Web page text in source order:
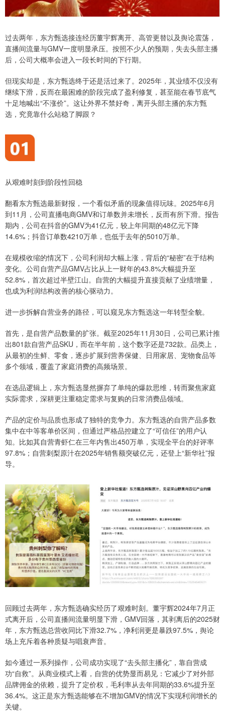
过去两年，东方甄选接连经历董宇辉离开、高管更替以及舆论震荡，
直播间流量与GMV一度明显承压。按照不少人的预期，失去头部主播
后，公司大概率会进入一段长时间的下行期。
但现实却是，东方甄选终于还是活过来了。2025年，其业绩不仅没有
继续下滑，反而在最困难的阶段完成了盈利修复，甚至能在春节底气
十足地喊出“不涨价”。这让外界不禁好奇，离开头部主播的东方甄
选，究竟靠什么站稳了脚跟？
从艰难时刻到阶段性回稳
翻看东方甄选最新财报，一个看似矛盾的现象值得玩味。2025年6月
到11月，公司直播电商GMV和订单数并未增长，反而有所下滑。报告
期内，公司在抖音的GMV为41亿元，较上年同期的48亿元下降
14.6%；抖音订单数4210万单，也低于去年的5010万单。
在规模收缩的情况下，公司利润却大幅上涨，背后的“秘密”在于结构
变化。公司自营产品GMV占比从上一财年的43.8%大幅提升至
52.8%，首次超过半壁江山。自营的大幅提升直接贡献了业绩增量，
也成为利润结构改善的核心驱动力。
进一步拆解自营业务的路径，可以窥见东方甄选这一年转型全貌。
首先，是自营产品数量的扩张。截至2025年11月30日，公司已累计推
出801款自营产品SKU，而在半年前，这个数字还是732款。品类上，
从最初的生鲜、零食，逐步扩展到营养保健、日用家居、宠物食品等
多个领域，覆盖了家庭消费的高频场景。
在选品逻辑上，东方甄选显然摒弃了单纯的爆款思维，转而聚焦家庭
实际需求，深耕更注重稳定需求与复购的日常消费品领域。
产品的定价与品质也形成了独特的竞争力。东方甄选的自营产品多数
集中在中等客单价区间，但通过严格品控建立了“可信任”的用户认
知。比如其自营青虾仁在三年内售出450万单，实现全平台的好评率
97.8%；自营刺梨原汁在2025年销售额突破亿元，还登上“新华社”报
导。
回顾过去两年，东方甄选确实经历了艰难时刻。董宇辉2024年7月正
式离开后，公司直播间流量明显下滑，GMV回落，其剥离后的2025财
年，东方甄选总营收同比下滑32.7%，净利润更是暴跌97.5%，舆论
场上充斥着各种质疑与唱衰声音。
如今通过一系列操作，公司成功实现了“去头部主播化”，靠自营成
功“自救”。从商业模式上看，自营的优势显而易见：它减少了对外部
品牌佣金的依赖，提升了定价权，毛利率从去年同期的33.6%提升至
36.4%。这正是东方甄选能够在不增加GMV的情况下实现利润增长的
关键。